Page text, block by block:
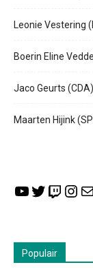
Leonie Vestering
Boerin Eline
Jaco Geurts
Maarten Hijink
YouTube
Twitter
Twitch
E-
Populair